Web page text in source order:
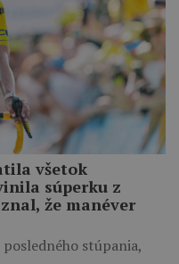
všetok
súperku z
že manéver
stúpania,